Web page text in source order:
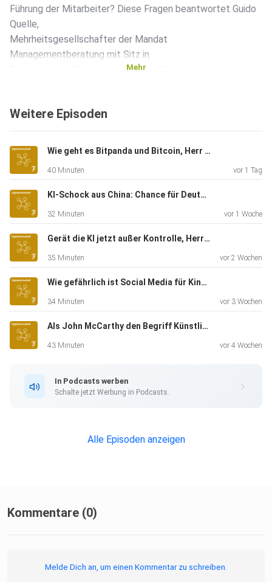
Führung der Mitarbeiter? Diese Fragen beantwortet Guido
Quelle,
Mehrheitsgesellschafter der Mandat
Managementberatung mit Sitz in
Dortmund und Büros in London und New York, in dieser
Antworten
Mehr
Weitere Episoden
Wie geht es Bitpanda und Bitcoin, Herr Enzersdorfer-Konrad?
40 Minuten vor 1 Tag
KI-Schock aus China: Chance für Deutschland?
32 Minuten vor 1 Woche
Gerät die KI jetzt außer Kontrolle, Herr Krüger?
35 Minuten vor 2 Wochen
Wie gefährlich ist Social Media für Kinder, Herr Korte?
34 Minuten vor 3 Wochen
Als John McCarthy den Begriff Künstliche Intelligenz erdachte
43 Minuten vor 4 Wochen
In Podcasts werben
Schalte jetzt Werbung in Podcasts.
Alle Episoden anzeigen
Kommentare (0)
Melde Dich an, um einen Kommentar zu schreiben.